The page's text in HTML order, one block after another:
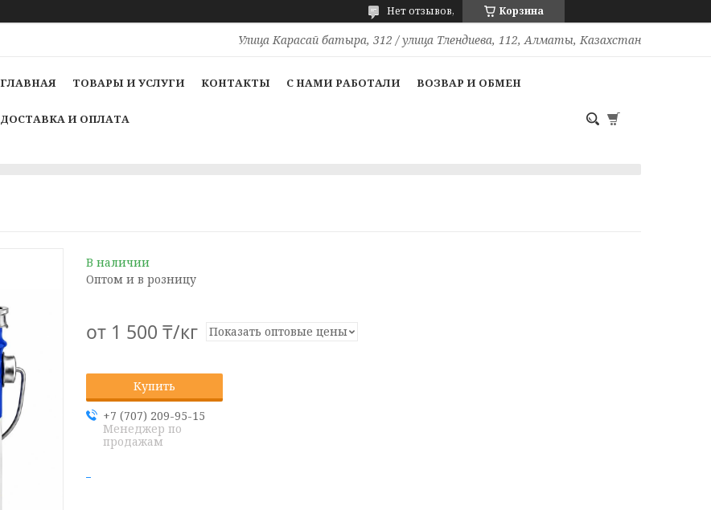
Корзина
Нет отзывов,
Улица Карасай батыра, 312 / улица Тлендиева, 112, Алматы, Казахстан
ГЛАВНАЯ ТОВАРЫ И УСЛУГИ КОНТАКТЫ С НАМИ РАБОТАЛИ ВОЗВАР И ОБМЕН
ДОСТАВКА И ОПЛАТА
В наличии
Оптом и в розницу
от 1 500 ₸/кг Показать оптовые цены
Купить
+7 (707) 209-95-15
Менеджер по
продажам